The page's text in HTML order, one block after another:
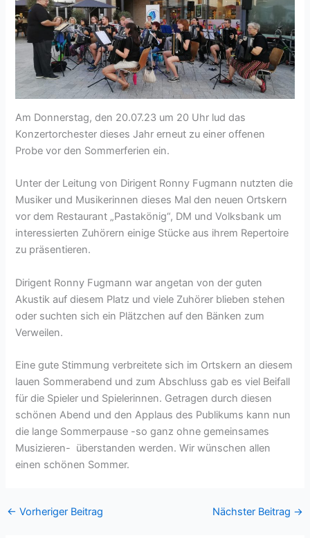
Am Donnerstag, den 20.07.23 um 20 Uhr lud das
Konzertorchester dieses Jahr erneut zu einer offenen
Probe vor den Sommerferien ein.
Unter der Leitung von Dirigent Ronny Fugmann nutzten die
Musiker und Musikerinnen dieses Mal den neuen Ortskern
vor dem Restaurant „Pastakönig“, DM und Volksbank um
interessierten Zuhörern einige Stücke aus ihrem Repertoire
zu präsentieren.
Dirigent Ronny Fugmann war angetan von der guten
Akustik auf diesem Platz und viele Zuhörer blieben stehen
oder suchten sich ein Plätzchen auf den Bänken zum
Verweilen.
Eine gute Stimmung verbreitete sich im Ortskern an diesem
lauen Sommerabend und zum Abschluss gab es viel Beifall
für die Spieler und Spielerinnen. Getragen durch diesen
schönen Abend und den Applaus des Publikums kann nun
die lange Sommerpause -so ganz ohne gemeinsames
Musizieren- überstanden werden. Wir wünschen allen
einen schönen Sommer.
← Vorheriger Beitrag Nächster Beitrag →